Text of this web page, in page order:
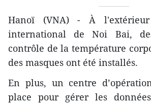
Hanoï (VNA) - À l'extérieur
international de Noi Bai,
contrôle de la température
des masques ont été installés.
En plus, un centre
place pour gérer les